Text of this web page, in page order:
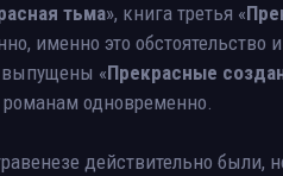
тьма», книга третья «
именно это обстоятельство
выпущены «Прекрасные
одновременно.
действительно были,